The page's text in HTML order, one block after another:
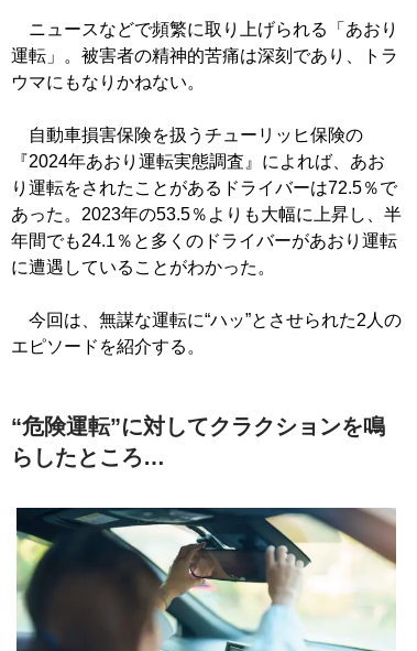
ニュースなどで頻繁に取り上げられる「あおり
運転」。被害者の精神的苦痛は深刻であり、トラ
ウマにもなりかねない。
自動車損害保険を扱うチューリッヒ保険の
『2024年あおり運転実態調査』によれば、あお
り運転をされたことがあるドライバーは72.5％で
あった。2023年の53.5％よりも大幅に上昇し、半
年間でも24.1％と多くのドライバーがあおり運転
に遭遇していることがわかった。
今回は、無謀な運転に“ハッ”とさせられた2人の
エピソードを紹介する。
“危険運転”に対してクラクションを鳴
らしたところ…